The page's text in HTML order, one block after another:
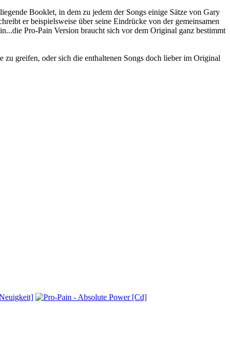
Booklet, in dem zu jedem der Songs einige Sätze von Gary
er beispielsweise über seine Eindrücke von der gemeinsamen
Pro-Pain Version braucht sich vor dem Original ganz bestimmt
greifen, oder sich die enthaltenen Songs doch lieber im Original